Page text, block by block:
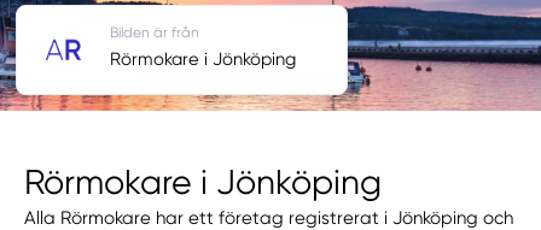
Rörmokare i Jönköping
Alla Rörmokare har ett företag registrerat i Jönköping och
Bilden är från
Rörmokare i Jönköping